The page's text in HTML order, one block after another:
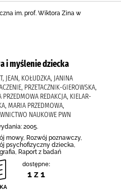
im. prof. Wiktora Zina w
i myślenie dziecka
JEAN, KOŁUDZKA, JANINA
PRZETACZNIK-GIEROWSKA,
PRZEDMOWA REDAKCJA, KIELAR-
MARIA PRZEDMOWA,
NAUKOWE PWN
2005.
mowy, Rozwój poznawczy,
psychofizyczny dziecka,
Raport z badań
dostępne:
1 z 1